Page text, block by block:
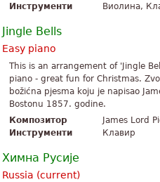
Инструменти
Виолина,
Jingle Bells
Easy piano
This is an arrangement of 'Jingle
piano - great fun for Christmas.
božićna pjesma koju je napisao
Bostonu 1857. godine.
Композитор
James Lord
Инструменти
Клавир
Химна Русије
Russia (current)